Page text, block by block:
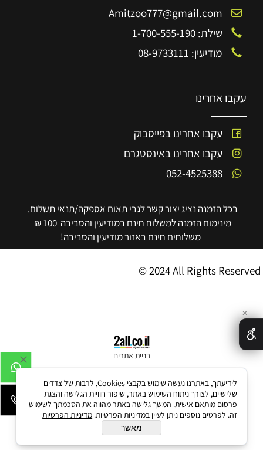
Amitzoo777@gmail.com
שילת: 1-700-555-190
מודיעין: 08-9733111
עקבו אחרינו
עקבו אחרינו בפייסבוק
עקבו אחרינו באינסטגרם
052-4525388
בכל הזמנה נציג יצור קשר לגבי תאום אספקה/תנאי תשלום.
מינימום הזמנה למשלוח חינם במודיעין והסביבה 100 ₪
משלוחים חינם באזור מודיעין והסביבה!
© 2024 All Rights Reserved
בניית אתרים
✕
לידיעתך, באתרנו נעשה שימוש בקבצי Cookies, לרבות של צדדים
שלישיים, לצורך ניתוח השימוש באתר, שיפור חוויית הגלישה והצגת
פרסום מותאם אישית. המשך גלישה באתר מהווה את הסכמתך לשימוש
זה. לפרטים נוספים ניתן לעיין במדיניות הפרטיות. מדיניות הפרטיות
מאשר